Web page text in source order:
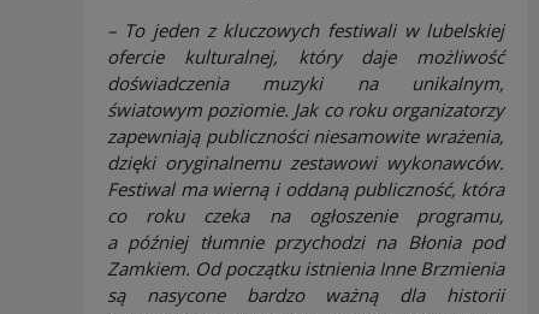
– To jeden z kluczowych festiwali w lubelskiej
ofercie kulturalnej, który daje możliwość
doświadczenia muzyki na unikalnym,
światowym poziomie. Jak co roku organizatorzy
zapewniają publiczności niesamowite wrażenia,
dzięki oryginalnemu zestawowi wykonawców.
Festiwal ma wierną i oddaną publiczność, która
co roku czeka na ogłoszenie programu,
a później tłumnie przychodzi na Błonia pod
Zamkiem. Od początku istnienia Inne Brzmienia
są nasycone bardzo ważną dla historii